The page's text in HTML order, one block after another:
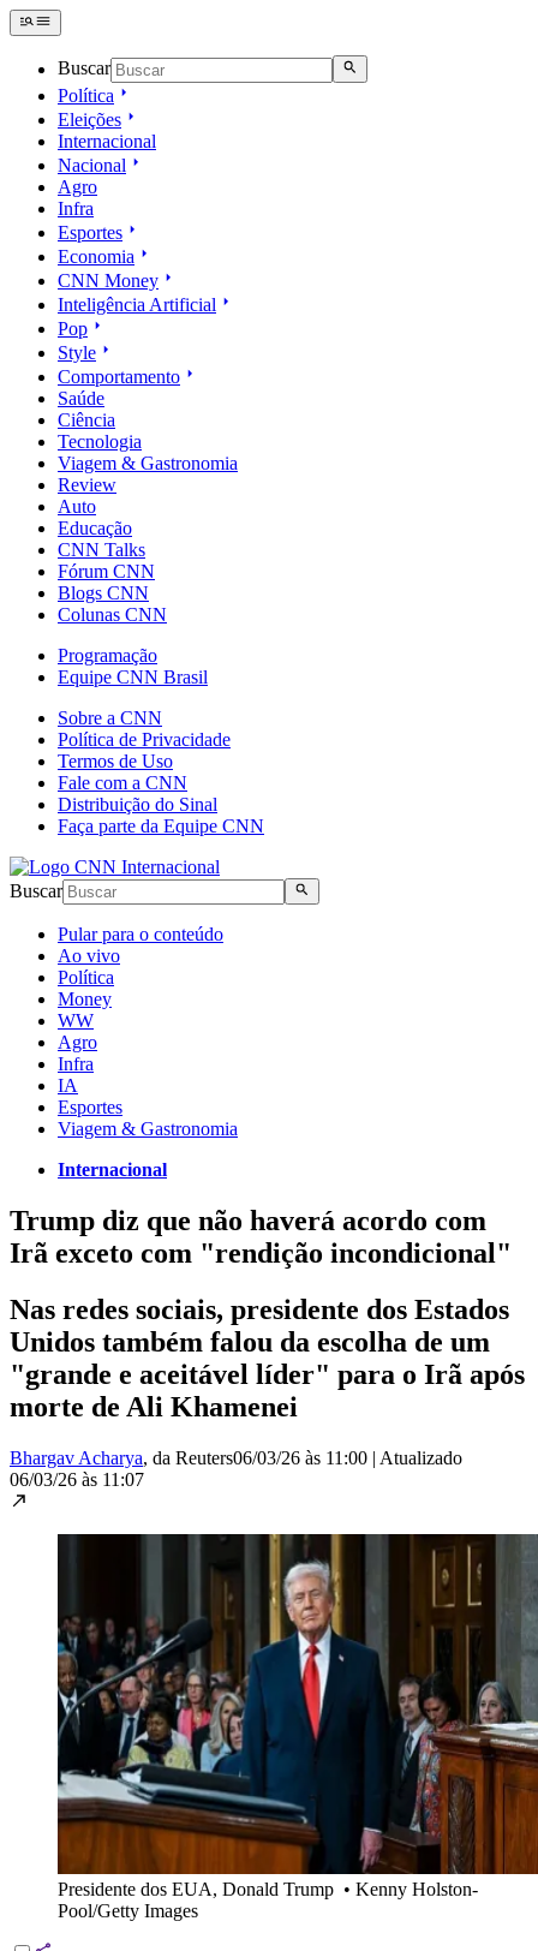
Buscar
Política
Eleições
Internacional
Nacional
Agro
Infra
Esportes
Economia
CNN Money
Inteligência Artificial
Pop
Style
Comportamento
Saúde
Ciência
Tecnologia
Viagem & Gastronomia
Review
Auto
Educação
CNN Talks
Fórum CNN
Blogs CNN
Colunas CNN
Programação
Equipe CNN Brasil
Sobre a CNN
Política de Privacidade
Termos de Uso
Fale com a CNN
Distribuição do Sinal
Faça parte da Equipe CNN
Buscar
Pular para o conteúdo
Ao vivo
Política
Money
WW
Agro
Infra
IA
Esportes
Viagem & Gastronomia
Internacional
Trump diz que não haverá acordo com
Irã exceto com "rendição incondicional"
Nas redes sociais, presidente dos Estados
Unidos também falou da escolha de um
"grande e aceitável líder" para o Irã após
morte de Ali Khamenei
Bhargav Acharya, da Reuters06/03/26 às 11:00 | Atualizado
06/03/26 às 11:07
Presidente dos EUA, Donald Trump • Kenny Holston-
Pool/Getty Images